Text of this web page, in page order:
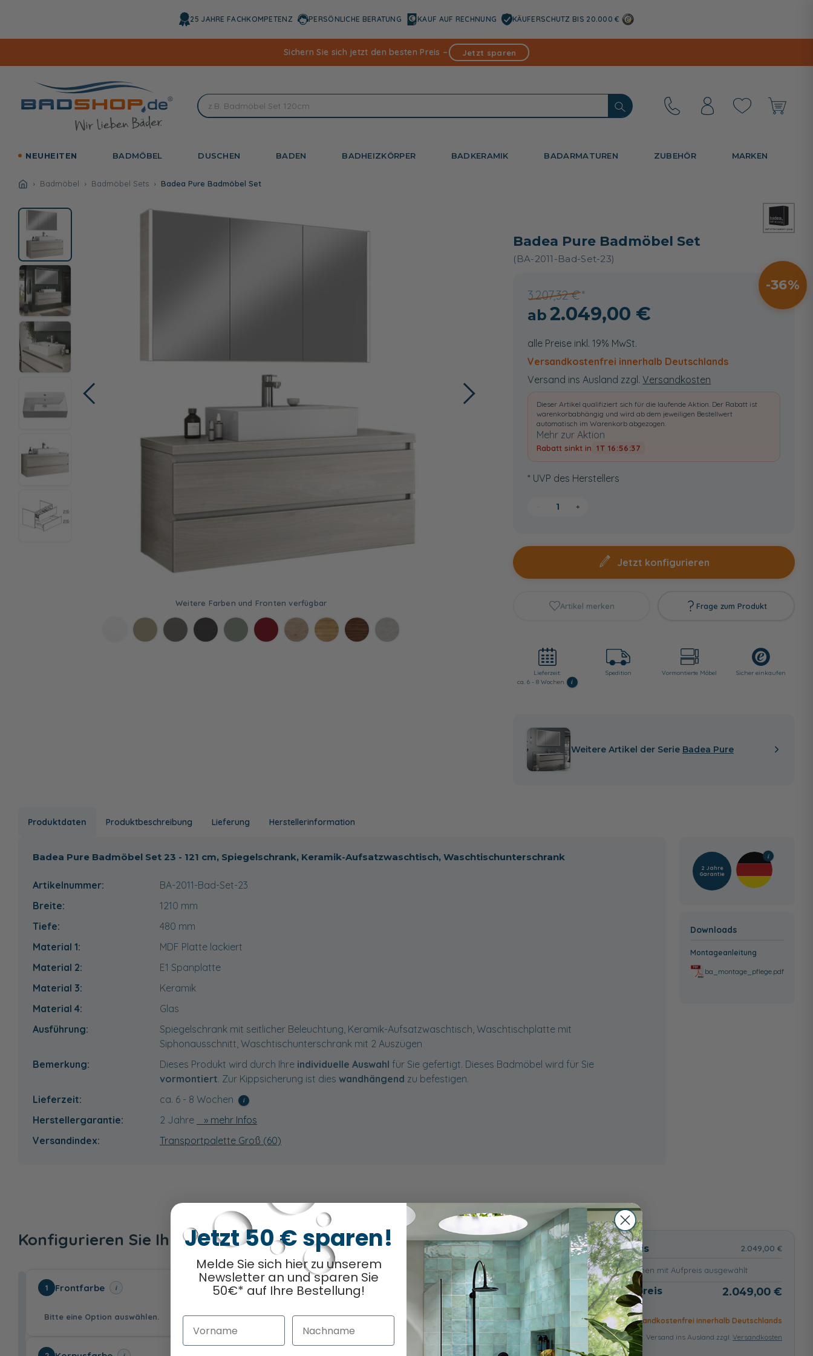
25 JAHRE FACHKOMPETENZ PERSÖNLICHE BERATUNG KAUF AUF RECHNUNG KÄUFERSCHUTZ BIS 20.000 €
Sichern Sie sich jetzt den besten Preis – Jetzt sparen
NEUHEITEN BADMÖBEL DUSCHEN BADEN BADHEIZKÖRPER BADKERAMIK BADARMATUREN ZUBEHÖR MARKEN
Badmöbel Badmöbel Sets Badea Pure Badmöbel Set
Badea Pure Badmöbel Set
(BA-2011-Bad-Set-23)
3.207,32 €
36
2.049,00 €
alle Preise inkl. 19% MwSt.
Versandkostenfrei innerhalb Deutschlands
Versand ins Ausland zzgl.Versandkosten
Dieser Artikel qualifiziert sich für die laufende Aktion. Der Rabatt ist
warenkorbabhängig und wird ab dem jeweiligen Bestellwert
automatisch im Warenkorb abgezogen.
Mehr zur Aktion
Rabatt sinkt in 1T 16:56:36
* UVP des Herstellers
+
Jetzt konfigurieren
Artikel merken Frage zum Produkt
Lieferzeit:
ca. 6 - 8 Wochen
i
Spedition Vormontierte Möbel Sicher einkaufen
Weitere Artikel der Serie Badea Pure
Produktdaten Produktbeschreibung Lieferung Herstellerinformation
Badea Pure Badmöbel Set 23 - 121 cm, Spiegelschrank, Keramik-Aufsatzwaschtisch, Waschtischunterschrank
Artikelnummer:
BA-2011-Bad-Set-23
Breite:
1210 mm
Tiefe:
480 mm
Material 1:
MDF Platte lackiert
Material 2:
E1 Spanplatte
Material 3:
Keramik
Material 4:
Glas
Ausführung:
Spiegelschrank mit seitlicher Beleuchtung, Keramik-Aufsatzwaschtisch, Waschtischplatte mit
Siphonausschnitt, Waschtischunterschrank mit 2 Auszügen
Bemerkung:
Dieses Produkt wird durch Ihre individuelle Auswahl für Sie gefertigt. Dieses Badmöbel wird für Sie
vormontiert. Zur Kippsicherung ist dies wandhängend zu befestigen.
Lieferzeit:
ca. 6 - 8 Wochen i
Herstellergarantie: 2 Jahre
» mehr Infos
Versandindex:
Transportpalette Groß (60)
2 Jahre
Garantie
Downloads
Montageanleitung
ba_montage_pflege.pdf
Konfigurieren Sie Ihr Wunschprodukt 0/ 8 Optionen ausgewählt
1 Frontfarbe i
Bitte eine Option auswählen.
Basispreis 2.049,00 €
keine Optionen mit Aufpreis ausgewählt
Gesamtpreis 2.049,00 €
Versandkostenfrei innerhalb Deutschlands
Versand ins Ausland zzgl. Versandkosten
Jetzt 50 € sparen!
Melde Sie sich hier zu unserem
Newsletter an und sparen Sie
50€* auf Ihre Bestellung!
Vorname Nachname